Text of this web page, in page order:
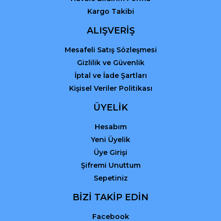
Kargo Takibi
ALIŞVERİŞ
Mesafeli Satış Sözleşmesi
Gizlilik ve Güvenlik
İptal ve İade Şartları
Kişisel Veriler Politikası
ÜYELİK
Hesabım
Yeni Üyelik
Üye Girişi
Şifremi Unuttum
Sepetiniz
BİZİ TAKİP EDİN
Facebook